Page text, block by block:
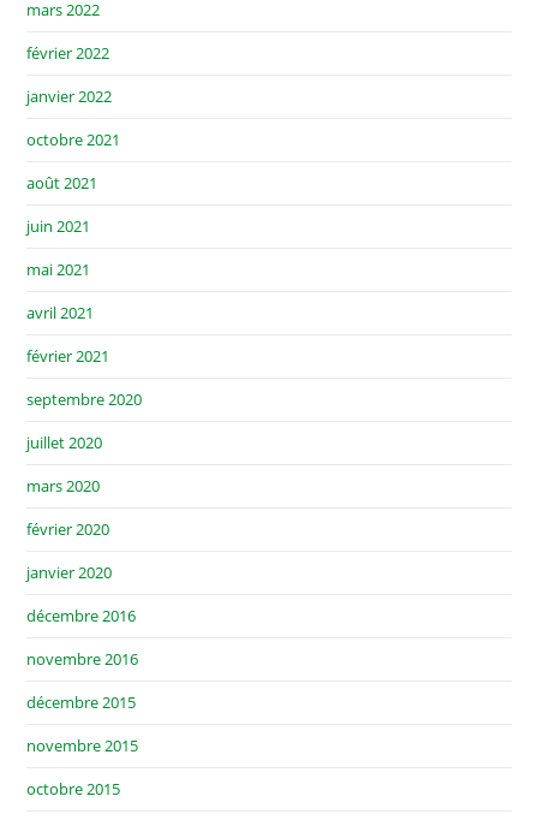
mars 2022
février 2022
janvier 2022
octobre 2021
août 2021
juin 2021
mai 2021
avril 2021
février 2021
septembre 2020
juillet 2020
mars 2020
février 2020
janvier 2020
décembre 2016
novembre 2016
décembre 2015
novembre 2015
octobre 2015